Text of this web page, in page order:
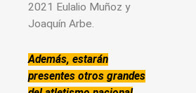
2021 Eulalio Muñoz y
Joaquín Arbe.
Además, estarán
presentes otros grandes